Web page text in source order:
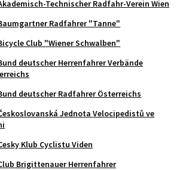
Technischer Radfahr-Verein Wien
Radfahrer "Tanne"
Club "Wiener Schwalben"
deutscher Herrenfahrer Verbände
deutscher Radfahrer Österreichs
Jednota Velocipedistů ve
Klub Cyclistu Viden
Brigittenauer Herrenfahrer